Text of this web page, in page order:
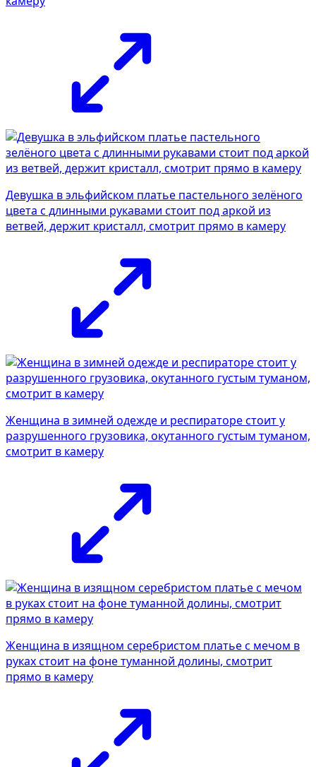
Девушка в эльфийском платье пастельного зелёного
цвета с длинными рукавами стоит под аркой из
ветвей, держит кристалл, смотрит прямо в камеру
Женщина в зимней одежде и респираторе стоит у
разрушенного грузовика, окутанного густым туманом,
смотрит в камеру
Женщина в изящном серебристом платье с мечом в
руках стоит на фоне туманной долины, смотрит
прямо в камеру